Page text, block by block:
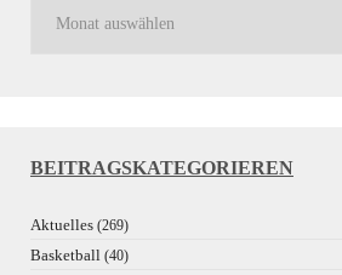
BEITRAGSKATEGORIEREN
Aktuelles (269)
Basketball (40)